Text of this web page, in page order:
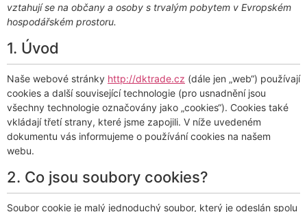
vztahují se na občany a osoby s trvalým pobytem v Evropském
hospodářském prostoru.
1. Úvod
Naše webové stránky http://dktrade.cz (dále jen „web“) používají
cookies a další související technologie (pro usnadnění jsou
všechny technologie označovány jako „cookies“). Cookies také
vkládají třetí strany, které jsme zapojili. V níže uvedeném
dokumentu vás informujeme o používání cookies na našem
webu.
2. Co jsou soubory cookies?
Soubor cookie je malý jednoduchý soubor, který je odeslán spolu